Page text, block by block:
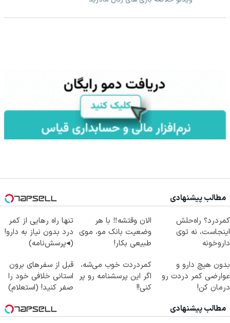
مطالب پیشنهادی
کمردرد؟ راه‌حلش
اینجاست، نه توی
داروخونه
الان وقتشه‼️ با هر
وضعیت بانک مو، موی
طبیعی بکار!
تنها راه رهایی از کمر
درد بدون نیاز به دارو!
(◂پرسش‌نامه)
بدون هیچ دارو و
عوارضی کمر دردت رو
درمان کن!
کمردردت خوب می‌شه،
اگر این پرسشنامه رو پر
کنی!!
قبل از سفرهای برون
استانی خلافی خود را
صفر کنید! (استعلام)
مطالب پیشنهادی